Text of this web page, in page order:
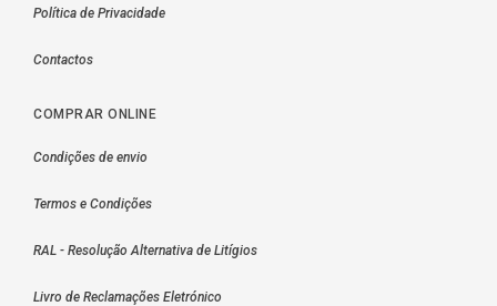
Política de Privacidade
Contactos
COMPRAR ONLINE
Condições de envio
Termos e Condições
RAL - Resolução Alternativa de Litígios
Livro de Reclamações Eletrónico